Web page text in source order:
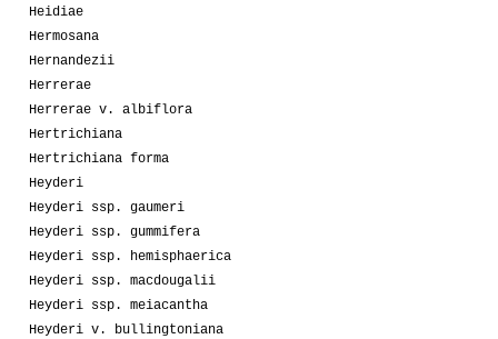
Heidiae
Hermosana
Hernandezii
Herrerae
Herrerae v. albiflora
Hertrichiana
Hertrichiana forma
Heyderi
Heyderi ssp. gaumeri
Heyderi ssp. gummifera
Heyderi ssp. hemisphaerica
Heyderi ssp. macdougalii
Heyderi ssp. meiacantha
Heyderi v. bullingtoniana